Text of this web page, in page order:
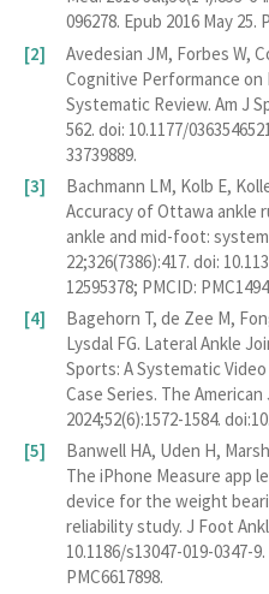
096278. Epub 2016 May 25.
Avedesian JM, Forbes W,
Cognitive Performance on
Systematic Review. Am J
562. doi: 10.1177/
33739889.
Bachmann LM, Kolb E,
Accuracy of Ottawa ankle
ankle and mid-foot:
22;326(7386):417. doi:
12595378; PMCID:
Bagehorn T, de Zee M,
Lysdal FG. Lateral Ankle
Sports: A Systematic
Case Series. The
2024;52(6):1572-1584.
Banwell HA, Uden H,
The iPhone Measure app
device for the weight
reliability study. J Foot
10.1186/s13047-019-0347-
PMC6617898.